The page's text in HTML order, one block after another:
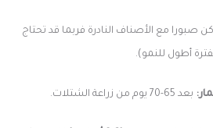
(كن صبورا مع الأصناف النادرة فربما قد تحتاج
أطول للنمو).
بعد 65-70 يوم من زراعة الشتلات.